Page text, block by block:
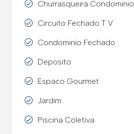
Churrasqueira Condominio
Circuito Fechado T V
Condominio Fechado
Deposito
Espaco Gourmet
Jardim
Piscina Coletiva